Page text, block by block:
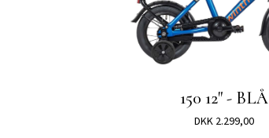
150 12" - BLÅ
DKK 2.299,00